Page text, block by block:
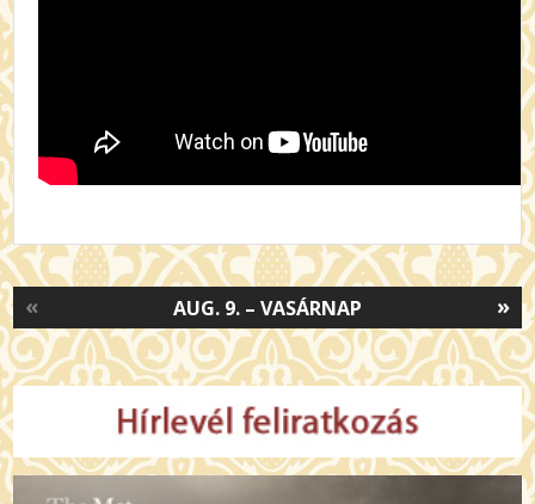
»
AUG. 9. – VASÁRNAP
«